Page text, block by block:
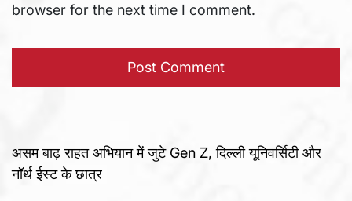
browser for the next time I comment.
असम बाढ़ राहत अभियान में जुटे Gen Z, दिल्ली यूनिवर्सिटी और
नॉर्थ ईस्ट के छात्र